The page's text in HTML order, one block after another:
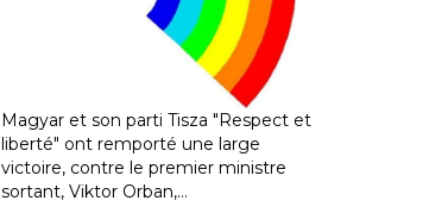
Hongrie : du changement pour
les politiques éducatives, aussi !
En Hongrie, le conservateur Peter
Magyar et son parti Tisza "Respect et
liberté" ont remporté une large
victoire, contre le premier ministre
sortant, Viktor Orban,…